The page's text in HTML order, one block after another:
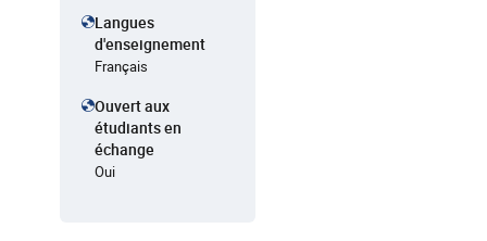
Langues
d'enseignement
Français
Ouvert aux
étudiants en
échange
Oui